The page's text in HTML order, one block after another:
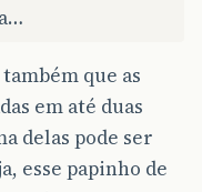
que as
em até duas
delas pode ser
esse papinho de